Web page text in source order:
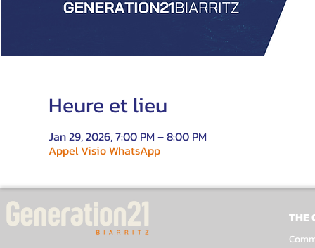
Heure et lieu
Jan 29, 2026, 7:00 PM – 8:00 PM
Appel Visio WhatsApp
THE